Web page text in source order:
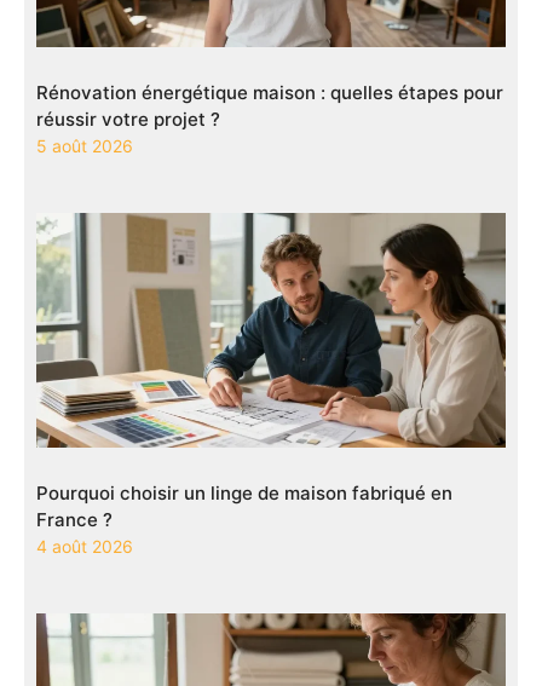
Rénovation énergétique maison : quelles étapes pour
réussir votre projet ?
5 août 2026
Pourquoi choisir un linge de maison fabriqué en
France ?
4 août 2026